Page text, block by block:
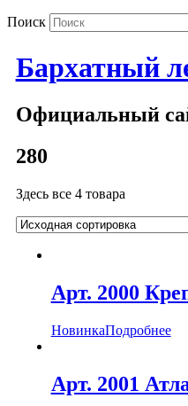
Поиск
Бархатный
Официальный
280
Здесь все 4 товара
Арт. 2000
НовинкаПодробнее
Арт. 2001